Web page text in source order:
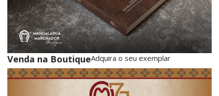
Venda na BoutiqueAdquira o seu exemplar